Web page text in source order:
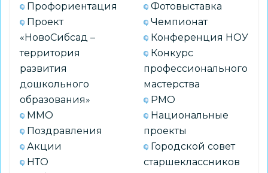
Профориентация
Проект
«НовоСибсад –
территория
развития
дошкольного
образования»
ММО
Поздравления
Акции
НТО
Фотовыставка
Чемпионат
Конференция НОУ
Конкурс
профессионального
мастерства
РМО
Национальные
проекты
Городской совет
старшеклассников